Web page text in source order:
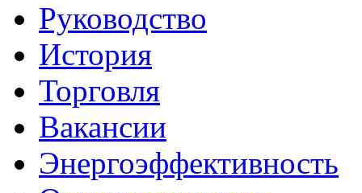
Руководство
История
Торговля
Вакансии
Энергоэффективность